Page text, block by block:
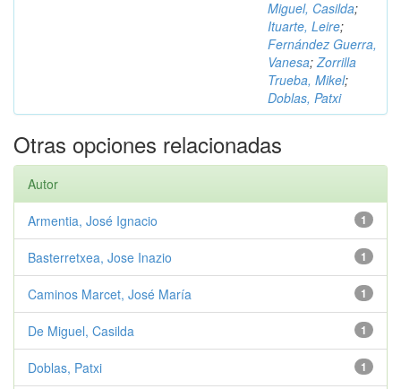
Miguel, Casilda;
Ituarte, Leire;
Fernández Guerra,
Vanesa;Zorrilla
Trueba, Mikel;
Doblas, Patxi
Otras opciones relacionadas
Autor
1
Armentia, José Ignacio
1
Basterretxea, Jose Inazio
1
Caminos Marcet, José María
1
De Miguel, Casilda
1
Doblas, Patxi